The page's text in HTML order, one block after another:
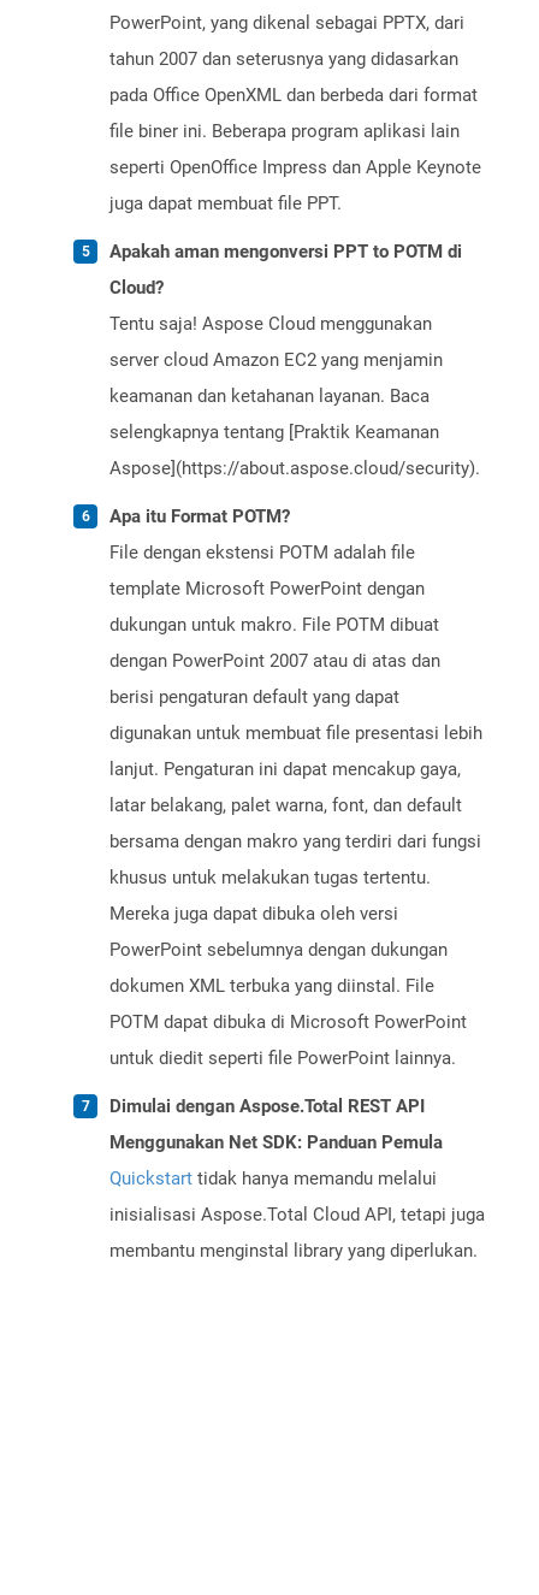
PowerPoint, yang dikenal sebagai PPTX, dari
tahun 2007 dan seterusnya yang didasarkan
pada Office OpenXML dan berbeda dari format
file biner ini. Beberapa program aplikasi lain
seperti OpenOffice Impress dan Apple Keynote
juga dapat membuat file PPT.
Apakah aman mengonversi PPT to POTM di
Cloud?
Tentu saja! Aspose Cloud menggunakan
server cloud Amazon EC2 yang menjamin
keamanan dan ketahanan layanan. Baca
selengkapnya tentang [Praktik Keamanan
Aspose](https://about.aspose.cloud/security).
Apa itu Format POTM?
File dengan ekstensi POTM adalah file
template Microsoft PowerPoint dengan
dukungan untuk makro. File POTM dibuat
dengan PowerPoint 2007 atau di atas dan
berisi pengaturan default yang dapat
digunakan untuk membuat file presentasi lebih
lanjut. Pengaturan ini dapat mencakup gaya,
latar belakang, palet warna, font, dan default
bersama dengan makro yang terdiri dari fungsi
khusus untuk melakukan tugas tertentu.
Mereka juga dapat dibuka oleh versi
PowerPoint sebelumnya dengan dukungan
dokumen XML terbuka yang diinstal. File
POTM dapat dibuka di Microsoft PowerPoint
untuk diedit seperti file PowerPoint lainnya.
Dimulai dengan Aspose.Total REST API
Menggunakan Net SDK: Panduan Pemula
Quickstart tidak hanya memandu melalui
inisialisasi Aspose.Total Cloud API, tetapi juga
membantu menginstal library yang diperlukan.